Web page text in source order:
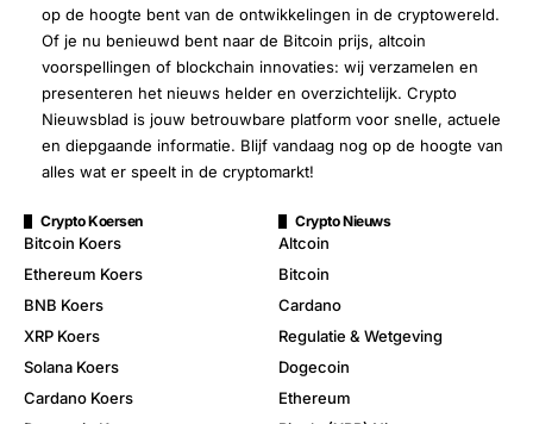
op de hoogte bent van de ontwikkelingen in de cryptowereld.
Of je nu benieuwd bent naar de Bitcoin prijs, altcoin
voorspellingen of blockchain innovaties: wij verzamelen en
presenteren het nieuws helder en overzichtelijk. Crypto
Nieuwsblad is jouw betrouwbare platform voor snelle, actuele
en diepgaande informatie. Blijf vandaag nog op de hoogte van
alles wat er speelt in de cryptomarkt!
Crypto Koersen
Bitcoin Koers
Ethereum Koers
BNB Koers
XRP Koers
Solana Koers
Cardano Koers
Crypto Nieuws
Altcoin
Bitcoin
Cardano
Regulatie & Wetgeving
Dogecoin
Ethereum